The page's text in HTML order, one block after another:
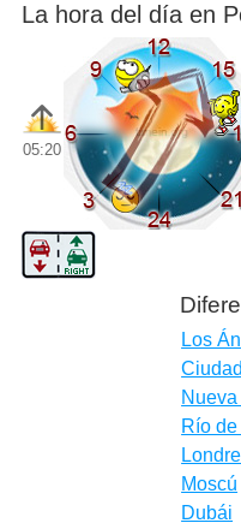
La hora del día en
05:20
Los
Río
Moscú
Dubái